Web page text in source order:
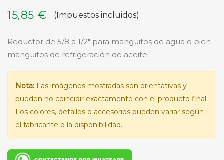
15,85 €
(Impuestos incluidos)
Reductor de 5/8 a 1/2" para manguitos de agua o bien
manguitos de refrigeración de aceite.
Nota: Las imágenes mostradas son orientativas y
pueden no coincidir exactamente con el producto final.
Los colores, detalles o accesorios pueden variar según
el fabricante o la disponibilidad.